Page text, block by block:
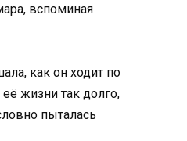
вспоминая
как он ходит по
жизни так долго,
пыталась